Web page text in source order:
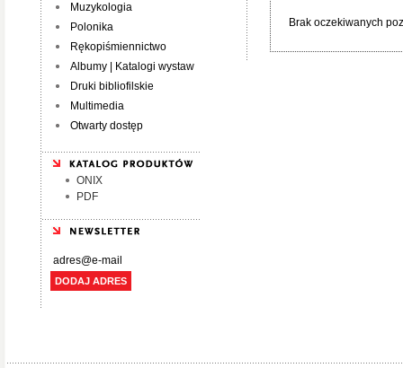
Muzykologia
Polonika
Rękopiśmiennictwo
Albumy | Katalogi wystaw
Druki bibliofilskie
Multimedia
Otwarty dostęp
ONIX
PDF
DODAJ ADRES
Brak oczekiwanych